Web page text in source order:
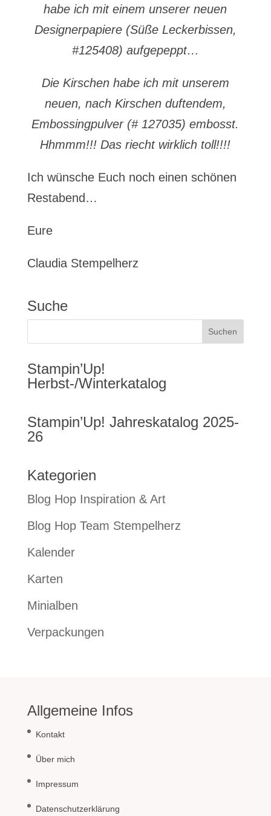
habe ich mit einem unserer neuen
Designerpapiere (Süße Leckerbissen,
#125408) aufgepeppt…
Die Kirschen habe ich mit unserem
neuen, nach Kirschen duftendem,
Embossingpulver (# 127035) embosst.
Hhmmm!!! Das riecht wirklich toll!!!!
Ich wünsche Euch noch einen schönen
Restabend…
Eure
Claudia Stempelherz
Suche
Stampin’Up!
Herbst-/Winterkatalog
Stampin’Up! Jahreskatalog 2025-
26
Kategorien
Blog Hop Inspiration & Art
Blog Hop Team Stempelherz
Kalender
Karten
Minialben
Verpackungen
Allgemeine Infos
Kontakt
Über mich
Impressum
Datenschutzerklärung